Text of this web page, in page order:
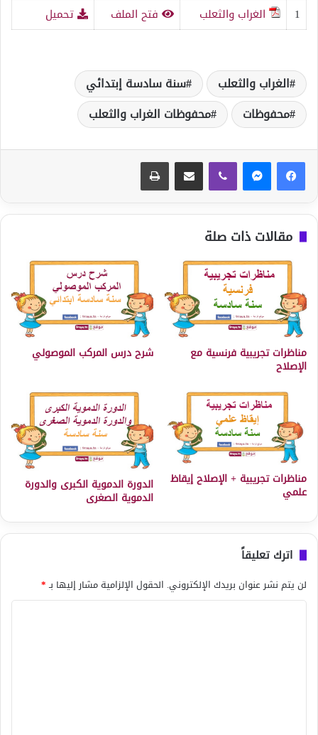
1
الغراب والثعلب فتح الملف تحميل
الغراب والثعلب
سنة سادسة إبتدائي
محفوظات
محفوظات الغراب والثعلب
مقالات ذات صلة
مناظرات تجريبية فرنسية مع
الإصلاح
شرح درس المركب الموصولي
مناظرات تجريبية + الإصلاح إيقاظ
علمي الدورة الدموية الكبرى والدورة
الدموية الصغرى
اترك تعليقاً
لن يتم نشر عنوان بريدك الإلكتروني. الحقول الإلزامية مشار إليها بـ*